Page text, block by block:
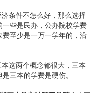
条件不怎么好，那么选择
些是民办，公办院校学费
至少是一万一学年的，沿
这两个概念都很大，三本
三本的学费是硬伤。